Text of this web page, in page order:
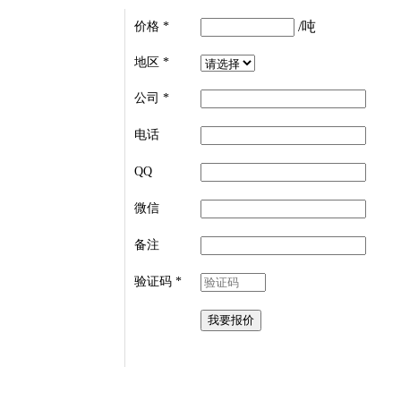
价格 * /吨
地区 *
公司 *
电话
QQ
微信
备注
验证码 *